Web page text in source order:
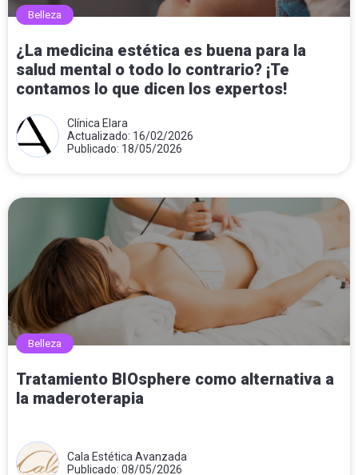
Belleza
¿La medicina estética es buena para la
salud mental o todo lo contrario? ¡Te
contamos lo que dicen los expertos!
Clínica Elara
Actualizado: 16/02/2026
Publicado: 18/05/2026
Belleza
Tratamiento BIOsphere como alternativa a
la maderoterapia
Cala Estética Avanzada
Publicado: 08/05/2026